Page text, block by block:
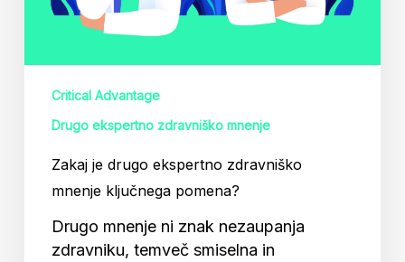
Critical Advantage
Drugo ekspertno zdravniško mnenje
Zakaj je drugo ekspertno zdravniško
mnenje ključnega pomena?
Drugo mnenje ni znak nezaupanja
zdravniku, temveč smiselna in